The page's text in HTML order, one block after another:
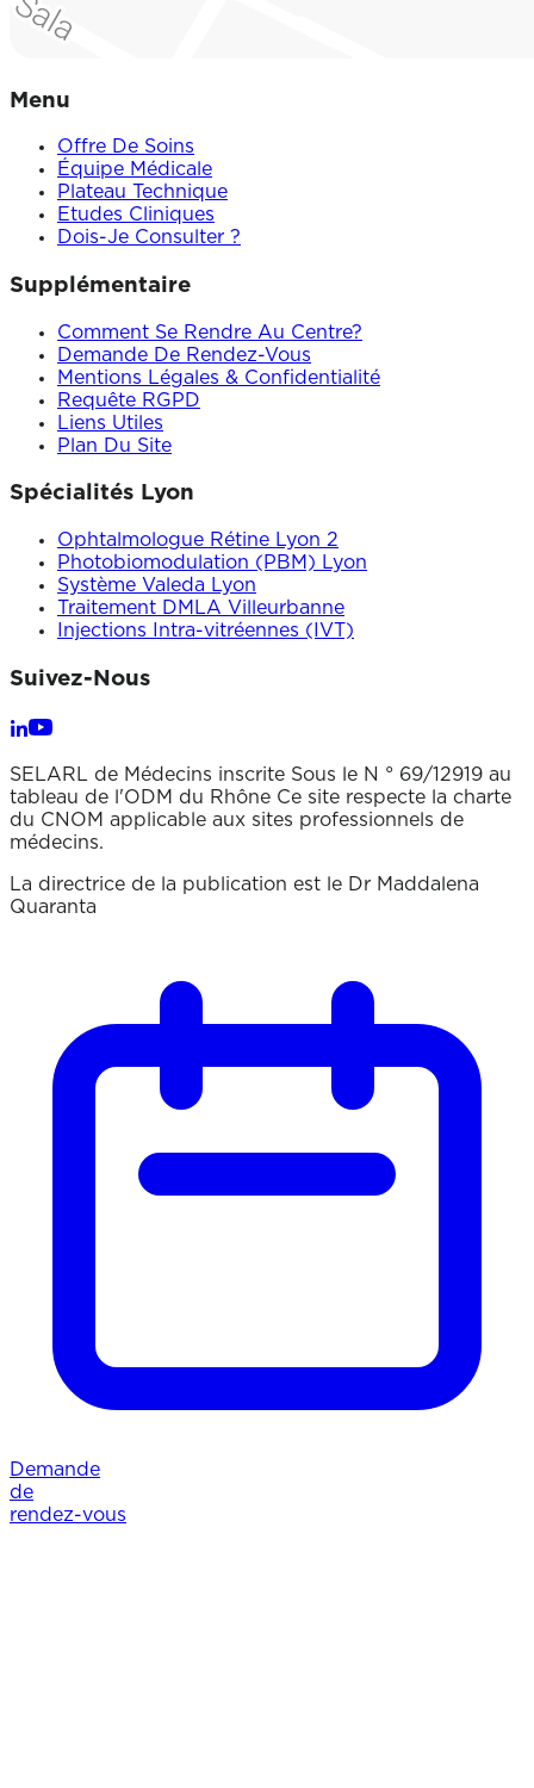
Menu
Offre De Soins
Équipe Médicale
Plateau Technique
Etudes Cliniques
Dois-Je Consulter ?
Supplémentaire
Comment Se Rendre Au Centre?
Demande De Rendez-Vous
Mentions Légales & Confidentialité
Requête RGPD
Liens Utiles
Plan Du Site
Spécialités Lyon
Ophtalmologue Rétine Lyon 2
Photobiomodulation (PBM) Lyon
Système Valeda Lyon
Traitement DMLA Villeurbanne
Injections Intra-vitréennes (IVT)
Suivez-Nous
SELARL de Médecins inscrite Sous le N ° 69/12919 au
tableau de l'ODM du Rhône Ce site respecte la charte
du CNOM applicable aux sites professionnels de
médecins.
La directrice de la publication est le Dr Maddalena
Quaranta
Demande
de
rendez-vous